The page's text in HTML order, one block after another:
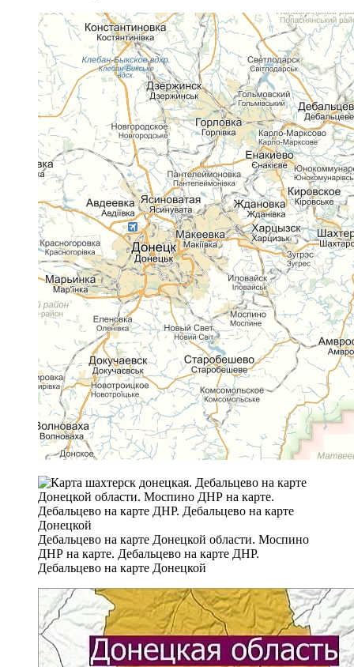
Дебальцево на карте Донецкой области. Моспино
ДНР на карте. Дебальцево на карте ДНР.
Дебальцево на карте Донецкой